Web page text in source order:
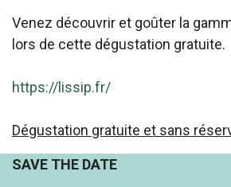
Venez découvrir et goûter la
lors de cette dégustation gratuite.
https://lissip.fr/
Dégustation gratuite et sans
SAVE THE DATE